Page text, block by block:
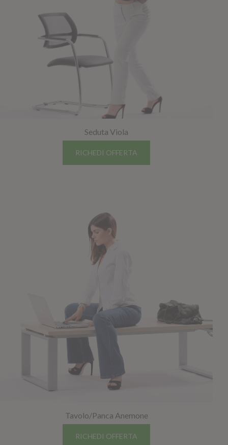
Seduta Viola
RICHEDI OFFERTA
Tavolo/Panca Anemone
RICHEDI OFFERTA